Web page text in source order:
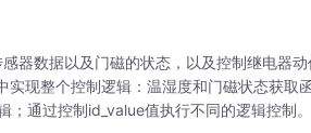
器数据以及门磁的状态，以及控制继电器
现整个控制逻辑：温湿度和门磁状态获取
；通过控制id_value值执行不同的逻辑控制